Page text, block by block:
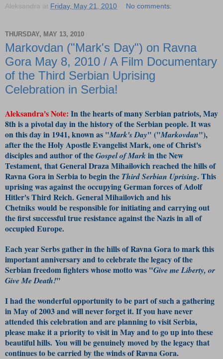
Aleksandra at Friday, May 21, 2010 No comments:
THURSDAY, MAY 13, 2010
Markovdan ("Mark's Day") on Ravna
Gora May 8, 2010 / A Film Documentary
of the Third Serbian Uprising
Celebration in Serbia!
Aleksandra's Note: In the hearts of many Serbian patriots, May
8th is a pivotal day in the history of the Serbian people. It was
on this day in 1941, known as "Mark's Day" ("Markovdan"),
after the the Holy Apostle Evangelist Mark, one of Christ's
disciples and author of theGospel of Markin the New
Testament, that General Draza Mihailovich reached the hills of
Ravna Gora in Serbia to begin the Third Serbian Uprising. This
uprising was against the occupying German forces of Adolf
Hitler's Third Reich. General Mihailovich and his
Chetniks would be responsible for initiating and carrying out
the first successful true resistance against the Nazis in all of
occupied Europe.
Each year Serbs gather in the hills of Ravna Gora to mark this
important anniversary and to celebrate the legacy of the
Serbian freedom fighters whose motto was "Give me Liberty, or
Give Me Death!"
I had the wonderful opportunity to be part of such a gathering
in May of 2003 and will never forget it. If you have never
attended this celebration and are planning to visit Serbia,
please make it a priority to visit in May and to go up into these
beautiful hills. You will be genuinely moved by the legacy that
continues to be carried by the winds of Ravna Gora.